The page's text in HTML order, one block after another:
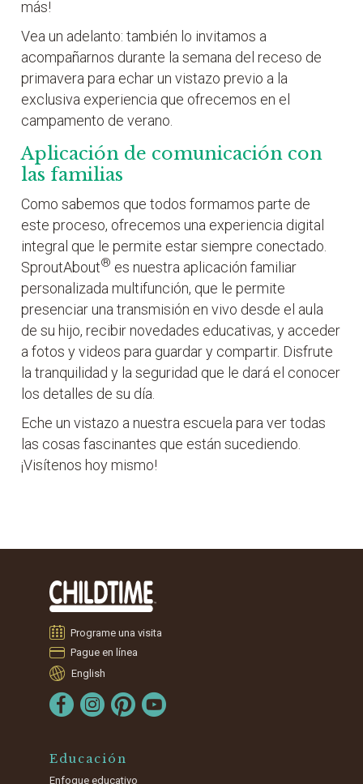
más!
Vea un adelanto: también lo invitamos a
acompañarnos durante la semana del receso de
primavera para echar un vistazo previo a la
exclusiva experiencia que ofrecemos en el
campamento de verano.
Aplicación de comunicación con
las familias
Como sabemos que todos formamos parte de
este proceso, ofrecemos una experiencia digital
integral que le permite estar siempre conectado.
SproutAbout® es nuestra aplicación familiar
personalizada multifunción, que le permite
presenciar una transmisión en vivo desde el aula
de su hijo, recibir novedades educativas, y acceder
a fotos y videos para guardar y compartir. Disfrute
la tranquilidad y la seguridad que le dará el conocer
los detalles de su día.
Eche un vistazo a nuestra escuela para ver todas
las cosas fascinantes que están sucediendo.
¡Visítenos hoy mismo!
Programe una visita
Pague en línea
English
Educación
Enfoque educativo